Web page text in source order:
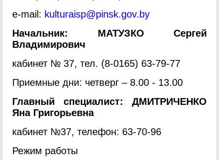
e-mail: kulturaisp@pinsk.gov.by
Начальник: МАТУЗКО Сергей
Владимирович
кабинет № 37, тел. (8-0165) 63-79-77
Приемные дни: четверг – 8.00 - 13.00
Главный специалист: ДМИТРИЧЕНКО
Яна Григорьевна
кабинет №37, телефон: 63-70-96
Режим работы